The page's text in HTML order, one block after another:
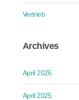
Vertrieb
Archives
April 2026
April 2025